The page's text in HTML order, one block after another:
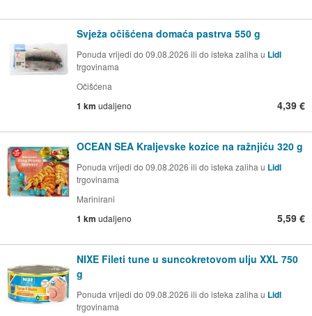
Svježa očišćena domaća pastrva 550 g
Ponuda vrijedi do 09.08.2026 ili do isteka zaliha u Lidl
trgovinama
Očišćena
1 km udaljeno 4,39 €
OCEAN SEA Kraljevske kozice na ražnjiću 320 g
Ponuda vrijedi do 09.08.2026 ili do isteka zaliha u Lidl
trgovinama
Marinirani
1 km udaljeno 5,59 €
NIXE Fileti tune u suncokretovom ulju XXL 750
g
Ponuda vrijedi do 09.08.2026 ili do isteka zaliha u Lidl
trgovinama